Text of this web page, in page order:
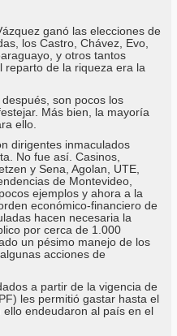
ganó las elecciones de
los Castro, Chávez, Evo,
y otros tantos
reparto de la riqueza era la
son pocos los
Más bien, la mayoría
ello.
dirigentes inmaculados
No fue así. Casinos,
y Sena, Agolan, UTE,
de Montevideo,
ejemplos y ahora a la
económico-financiero de
hacen necesaria la
por cerca de 1.000
un pésimo manejo de los
acciones de
a partir de la vigencia de
les permitió gastar hasta el
endeudaron al país en el